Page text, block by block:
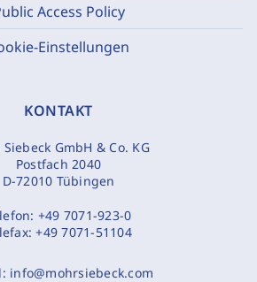
Access Policy
Einstellungen
KONTAKT
GmbH & Co. KG
Postfach 2040
D-72010 Tübingen
+49 7071-923-0
+49 7071-51104
info@mohrsiebeck.com